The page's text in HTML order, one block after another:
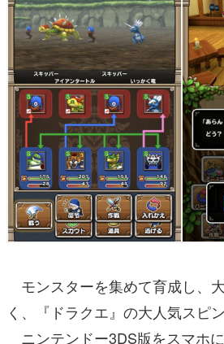
モンスターを集めて育成し、
く、『ドラクエ』の大人気スピ
ニンテンドー3DS版をスマホ